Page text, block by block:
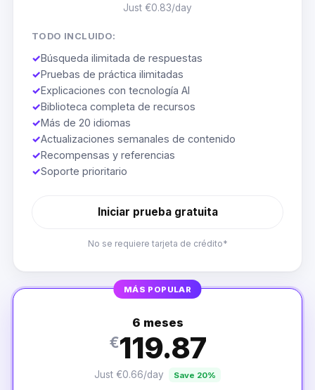
Just €0.83/day
TODO INCLUIDO:
✓Búsqueda ilimitada de respuestas
✓Pruebas de práctica ilimitadas
✓Explicaciones con tecnología AI
✓Biblioteca completa de recursos
✓Más de 20 idiomas
✓Actualizaciones semanales de contenido
✓Recompensas y referencias
✓Soporte prioritario
Iniciar prueba gratuita
No se requiere tarjeta de crédito*
MÁS POPULAR
6 meses
€119.87
Just €0.66/day Save 20%